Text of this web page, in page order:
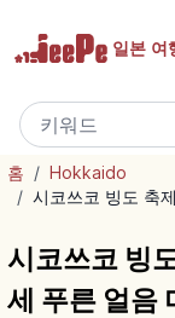
일본 여
홈 / Hokkaido
/ 시코쓰코 빙도 축
시코쓰코 빙
세 푸른 얼음